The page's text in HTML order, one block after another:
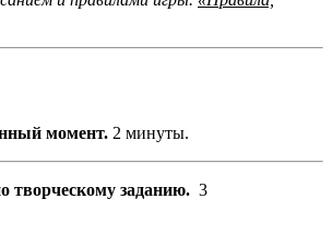
момент. 2 минуты.
творческому заданию. 3